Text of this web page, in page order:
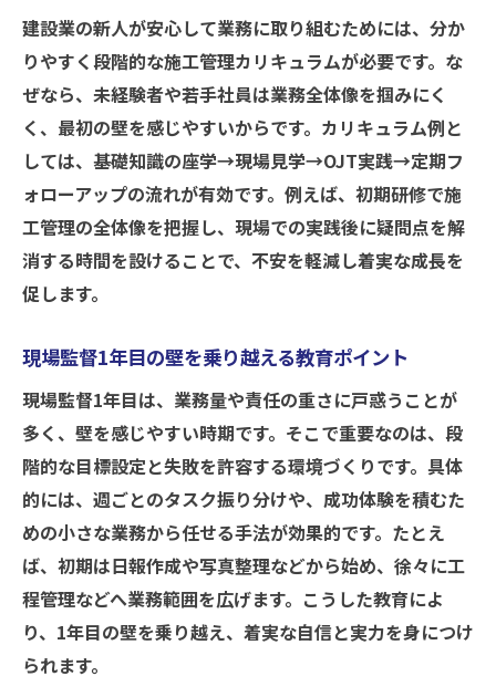
施工管理職の成長を促す研修プログラム作
成術
柔軟な働き方を叶える施工管理社員教育の
工夫
建設業の課題解決に寄与する施工管理の研
修内容
施工管理に悩む現場の社員教育の秘訣
法
建設業の課題を解決する施工管理社員教育
施工管理ゲームで学ぶ現場力強化の秘訣
悩みを乗り越える施工管理研修の実践例
現場監督の困りごとに寄り添う教育手法
現場監督の成長を促す学びのポイント
現場監督が伸びる施工管理の学び方とは
施工管理研修で身につく現場対応力の磨き
建設業の新人が安心して業務に取り組むためには、分か
りやすく段階的な施工管理カリキュラムが必要です。な
ぜなら、未経験者や若手社員は業務全体像を掴みにく
く、最初の壁を感じやすいからです。カリキュラム例と
しては、基礎知識の座学→現場見学→OJT実践→定期フ
ォローアップの流れが有効です。例えば、初期研修で施
工管理の全体像を把握し、現場での実践後に疑問点を解
消する時間を設けることで、不安を軽減し着実な成長を
促します。
現場監督1年目の壁を乗り越える教育ポイント
現場監督1年目は、業務量や責任の重さに戸惑うことが
多く、壁を感じやすい時期です。そこで重要なのは、段
階的な目標設定と失敗を許容する環境づくりです。具体
的には、週ごとのタスク振り分けや、成功体験を積むた
めの小さな業務から任せる手法が効果的です。たとえ
ば、初期は日報作成や写真整理などから始め、徐々に工
程管理などへ業務範囲を広げます。こうした教育によ
り、1年目の壁を乗り越え、着実な自信と実力を身につけ
られます。